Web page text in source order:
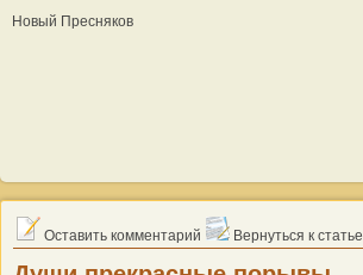
Новый Пресняков
Оставить комментарий Вернуться к статье